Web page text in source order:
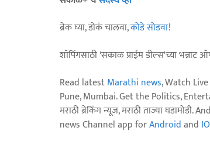
ब्रेक घ्या, डोकं चालवा,कोडे सोडवा!
शॉपिंगसाठी 'सकाळ प्राईम डील्स'च्या भन्नाट
Read latestMarathi news, Watch
Pune, Mumbai. Get the Politics,
मराठी ब्रेकिंग न्यूज, मराठी ताज्या
news Channel app forAndroidand